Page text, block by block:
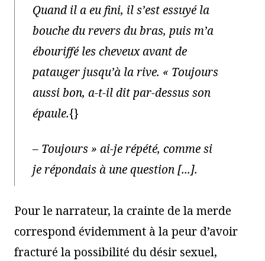
Quand il a eu fini, il s’est essuyé la
bouche du revers du bras, puis m’a
ébouriffé les cheveux avant de
patauger jusqu’à la rive. « Toujours
aussi bon, a-t-il dit par-dessus son
épaule.{}
– Toujours » ai-je répété, comme si
je répondais à une question [...].
Pour le narrateur, la crainte de la merde
correspond évidemment à la peur d’avoir
fracturé la possibilité du désir sexuel,